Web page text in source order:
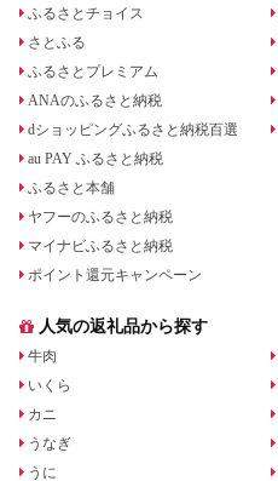
ふるさとチョイス
さとふる
ふるさとプレミアム
ANAのふるさと納税
dショッピングふるさと納税百選
au PAY ふるさと納税
ふるさと本舗
ヤフーのふるさと納税
マイナビふるさと納税
ポイント還元キャンペーン
人気の返礼品から探す
牛肉
いくら
カニ
うなぎ
うに